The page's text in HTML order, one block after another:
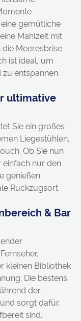
gemütliche
Mahlzeit mit
Meeresbrise
ist ideal, um
entspannen.
ultimative
Sie ein großes
Liegestühlen,
Ob Sie nun
nur den
genießen
Rückzugsort.
& Bar
kleinen Bibliothek
Die bestens
der
sorgt dafür,
sind.